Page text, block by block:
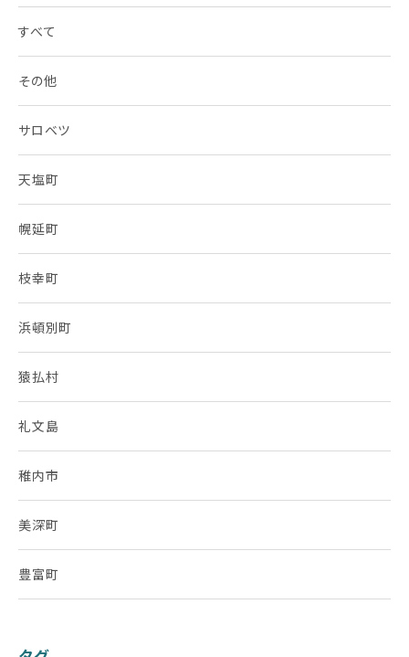
すべて
その他
サロベツ
天塩町
幌延町
枝幸町
浜頓別町
猿払村
礼文島
稚内市
美深町
豊富町